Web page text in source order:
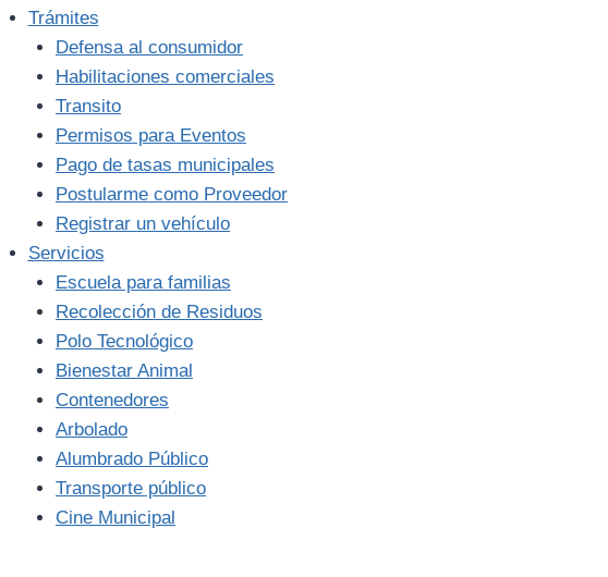
Trámites
Defensa al consumidor
Habilitaciones comerciales
Transito
Permisos para Eventos
Pago de tasas municipales
Postularme como Proveedor
Registrar un vehículo
Servicios
Escuela para familias
Recolección de Residuos
Polo Tecnológico
Bienestar Animal
Contenedores
Arbolado
Alumbrado Público
Transporte público
Cine Municipal